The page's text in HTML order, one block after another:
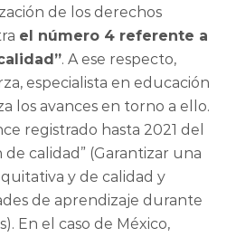
de los derechos
el número 4 referente a
. A ese respecto,
especialista en educación
los avances en torno a ello.
registrado hasta 2021 del
calidad” (Garantizar una
y de calidad y
de aprendizaje durante
En el caso de México,